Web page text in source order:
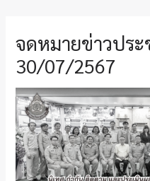
จดหมายข่าวปร
30/07/2567